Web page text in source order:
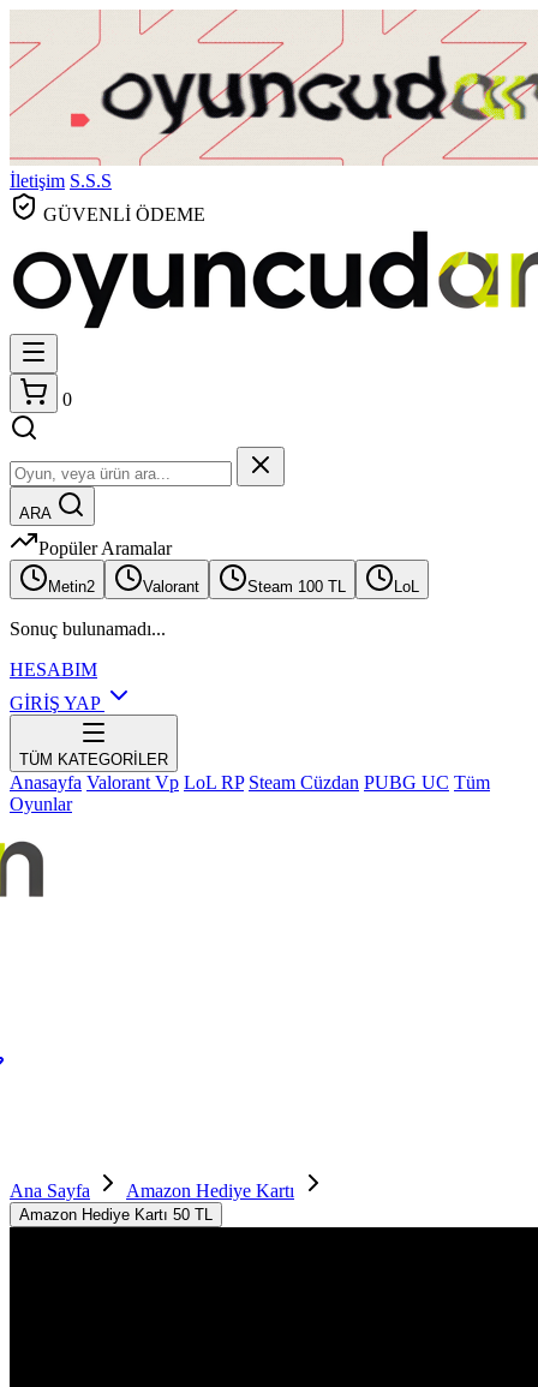
İletişim S.S.S
GÜVENLİ ÖDEME
0
ARA
Popüler Aramalar
Metin2 Valorant Steam 100 TL LoL
Sonuç bulunamadı...
HESABIM
GİRİŞ YAP
TÜM KATEGORİLER
Anasayfa Valorant Vp LoL RP Steam Cüzdan PUBG UC Tüm
Oyunlar
Ana Sayfa Amazon Hediye Kartı
Amazon Hediye Kartı 50 TL